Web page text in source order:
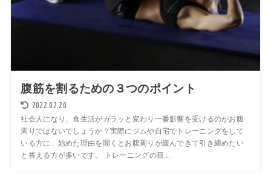
腹筋を割るための３つのポイント
2022.02.20
社会人になり、食生活がガラッと変わり一番影響を受けるのがお腹
周りではないでしょうか？実際にジムや自宅でトレーニングをして
いる方に、始めた理由を聞くとお腹周りが緩んできて引き締めたい
と答える方が多いです。 トレーニングの目...